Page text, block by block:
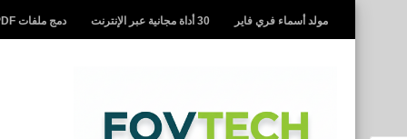
مولد أسماء فري فاير 30 أداة مجانية عبر الإنترنت دمج ملفات PDF